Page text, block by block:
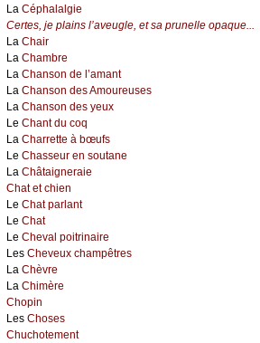
La Céphalalgie
Certes, je plains l’aveugle, et sa prunelle opaque...
La Chair
La Chambre
La Chanson de l’amant
La Chanson des Amoureuses
La Chanson des yeux
Le Chant du coq
La Charrette à bœufs
Le Chasseur en soutane
La Châtaigneraie
Chat et chien
Le Chat parlant
Le Chat
Le Cheval poitrinaire
Les Cheveux champêtres
La Chèvre
La Chimère
Chopin
Les Choses
Chuchotement